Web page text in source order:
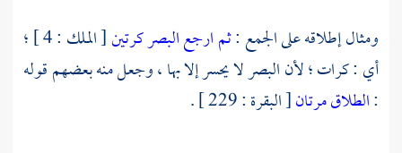
ومثال إطلاقه على الجمع :ثم ارجع البصر كرتين
[ الملك : 4 ] ؛
أي : كرات ؛ لأن البصر لا يحسر إلا بها ، وجعل منه بعضهم قوله
:الطلاق مرتان[ البقرة : 229 ] .